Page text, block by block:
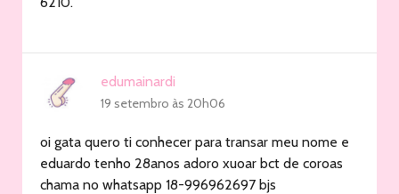
edumainardi
19 setembro às 20h06
oi gata quero ti conhecer para transar meu nome e
eduardo tenho 28anos adoro xuoar bct de coroas
chama no whatsapp 18-996962697 bjs